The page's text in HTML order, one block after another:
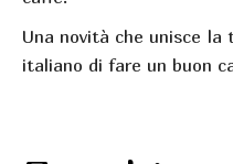
Una novità che unisce la
italiano di fare un buon